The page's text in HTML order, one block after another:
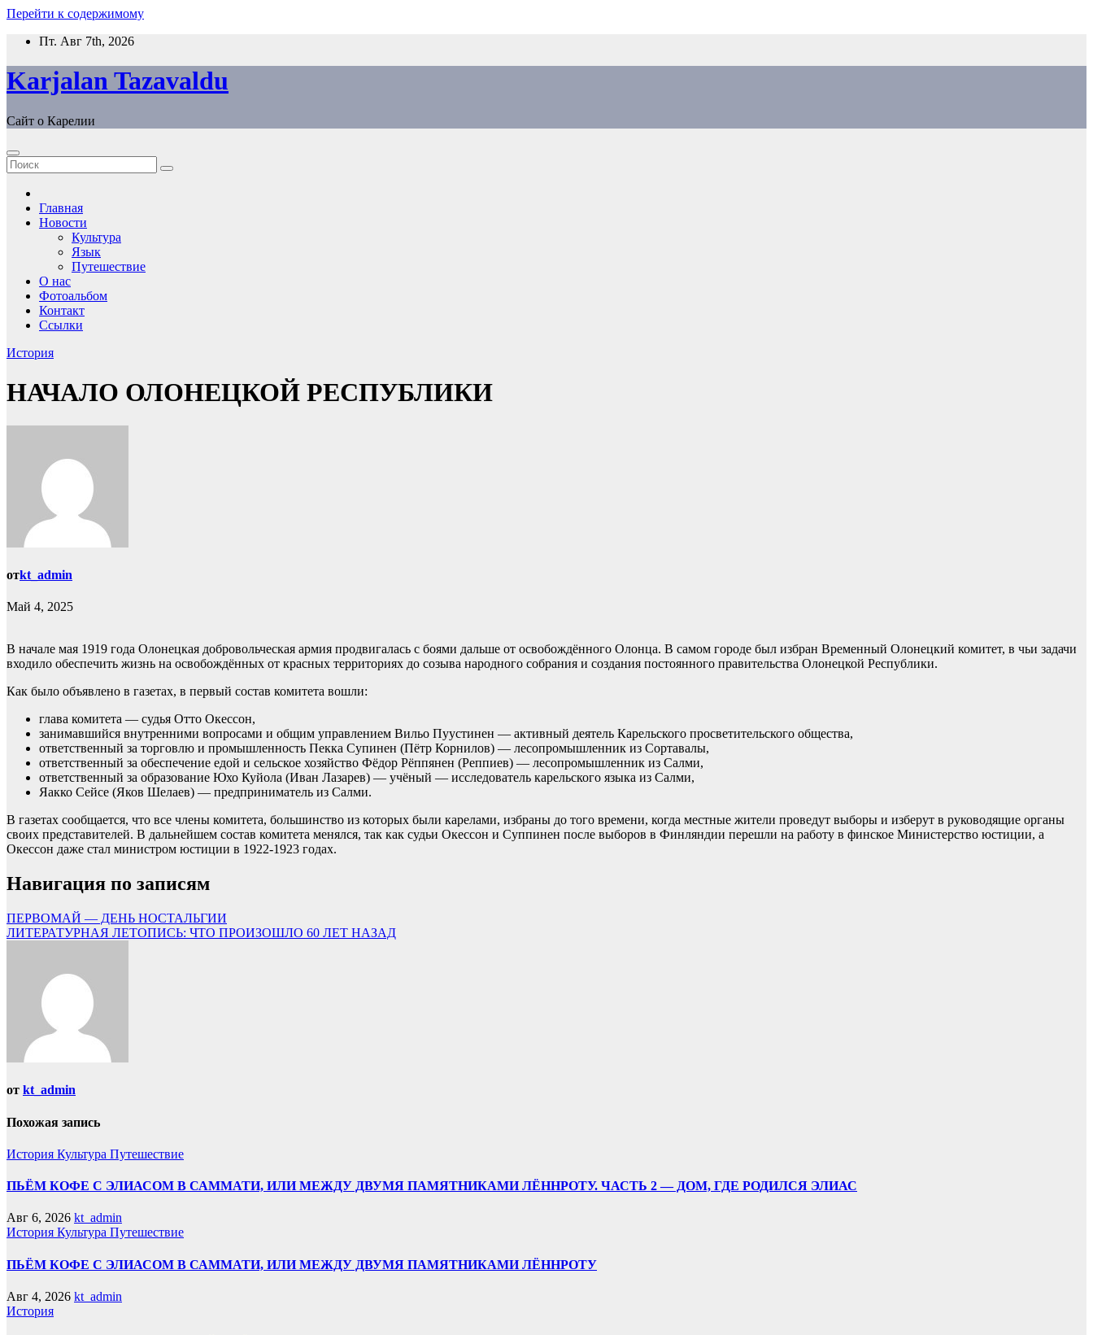
Перейти к содержимому
Пт. Авг 7th, 2026
Karjalan Tazavaldu
Сайт о Карелии
Главная
Новости
Культура
Язык
Путешествие
О нас
Фотоальбом
Контакт
Ссылки
История
НАЧАЛО ОЛОНЕЦКОЙ РЕСПУБЛИКИ
отkt_admin
Май 4, 2025
В начале мая 1919 года Олонецкая добровольческая армия продвигалась с боями дальше от освобождённого Олонца. В самом городе был избран Временный Олонецкий комитет, в чьи задачи
входило обеспечить жизнь на освобождённых от красных территориях до созыва народного собрания и создания постоянного правительства Олонецкой Республики.
Как было объявлено в газетах, в первый состав комитета вошли:
глава комитета — судья Отто Окессон,
занимавшийся внутренними вопросами и общим управлением Вильо Пуустинен — активный деятель Карельского просветительского общества,
ответственный за торговлю и промышленность Пекка Супинен (Пётр Корнилов) — лесопромышленник из Сортавалы,
ответственный за обеспечение едой и сельское хозяйство Фёдор Рёппянен (Реппиев) — лесопромышленник из Салми,
ответственный за образование Юхо Куйола (Иван Лазарев) — учёный — исследователь карельского языка из Салми,
Яакко Сейсе (Яков Шелаев) — предприниматель из Салми.
В газетах сообщается, что все члены комитета, большинство из которых были карелами, избраны до того времени, когда местные жители проведут выборы и изберут в руководящие органы
своих представителей. В дальнейшем состав комитета менялся, так как судьи Окессон и Суппинен после выборов в Финляндии перешли на работу в финское Министерство юстиции, а
Окессон даже стал министром юстиции в 1922-1923 годах.
Навигация по записям
ПЕРВОМАЙ — ДЕНЬ НОСТАЛЬГИИ
ЛИТЕРАТУРНАЯ ЛЕТОПИСЬ: ЧТО ПРОИЗОШЛО 60 ЛЕТ НАЗАД
от kt_admin
Похожая запись
История Культура Путешествие
ПЬЁМ КОФЕ С ЭЛИАСОМ В САММАТИ, ИЛИ МЕЖДУ ДВУМЯ ПАМЯТНИКАМИ ЛЁННРОТУ. ЧАСТЬ 2 — ДОМ, ГДЕ РОДИЛСЯ ЭЛИАС
Авг 6, 2026 kt_admin
История Культура Путешествие
ПЬЁМ КОФЕ С ЭЛИАСОМ В САММАТИ, ИЛИ МЕЖДУ ДВУМЯ ПАМЯТНИКАМИ ЛЁННРОТУ
Авг 4, 2026 kt_admin
История